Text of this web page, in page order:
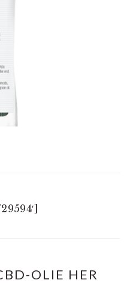
OLIE HER